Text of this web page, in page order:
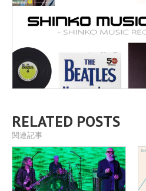
RELATED POSTS
関連記事